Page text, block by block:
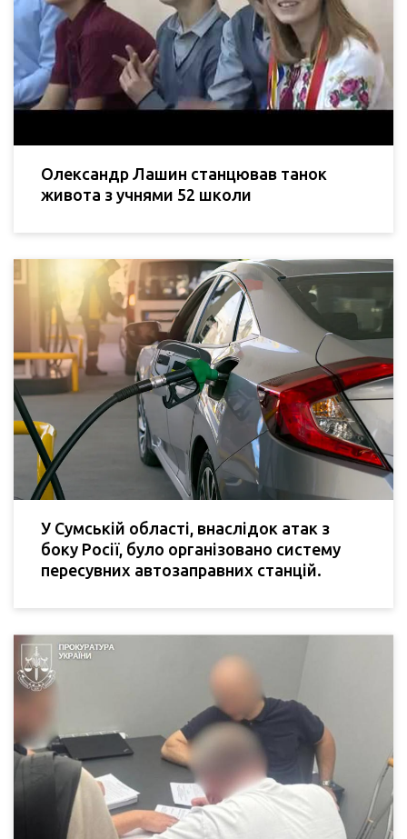
Олександр Лашин станцював танок
живота з учнями 52 школи
У Сумській області, внаслідок атак з
боку Росії, було організовано систему
пересувних автозаправних станцій.